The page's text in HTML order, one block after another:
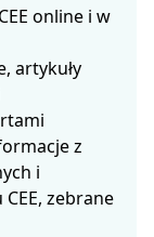
online i w
artykuły
z
i
zebrane